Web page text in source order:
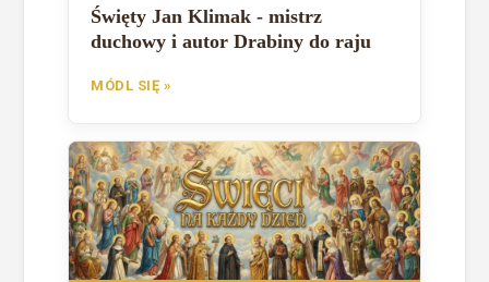
Święty Jan Klimak - mistrz
duchowy i autor Drabiny do raju
MÓDL SIĘ »